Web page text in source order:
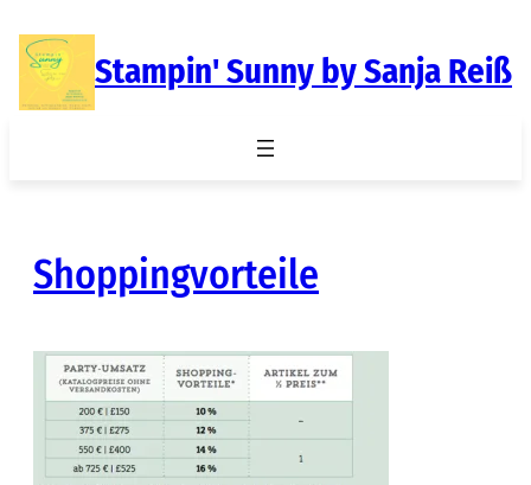
Inhalt
springen
Stampin' Sunny by Sanja Reiß
Shoppingvorteile